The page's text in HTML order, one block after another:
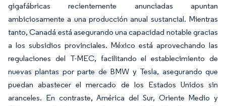
gigafábricas recientemente anunciadas apuntan
ambiciosamente a una producción anual sustancial. Mientras
tanto, Canadá está asegurando una capacidad notable gracias
a los subsidios provinciales. México está aprovechando las
regulaciones del T-MEC, facilitando el establecimiento de
nuevas plantas por parte de BMW y Tesla, asegurando que
puedan abastecer el mercado de los Estados Unidos sin
aranceles. En contraste, América del Sur, Oriente Medio y